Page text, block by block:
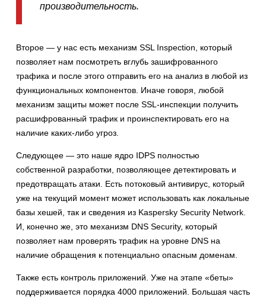
производительность.
Второе — у нас есть механизм SSL Inspection, который
позволяет нам посмотреть вглубь зашифрованного
трафика и после этого отправить его на анализ в любой из
функциональных компонентов. Иначе говоря, любой
механизм защиты может после SSL-инспекции получить
расшифрованный трафик и проинспектировать его на
наличие каких-либо угроз.
Следующее — это наше ядро IDPS полностью
собственной разработки, позволяющее детектировать и
предотвращать атаки. Есть потоковый антивирус, который
уже на текущий момент может использовать как локальные
базы хешей, так и сведения из Kaspersky Security Network.
И, конечно же, это механизм DNS Security, который
позволяет нам проверять трафик на уровне DNS на
наличие обращения к потенциально опасным доменам.
Также есть контроль приложений. Уже на этапе «беты»
поддерживается порядка 4000 приложений. Большая часть